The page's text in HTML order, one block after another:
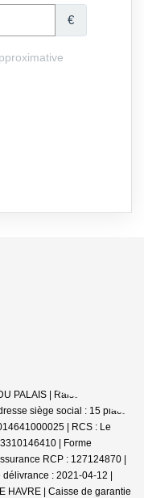
PALAIS | Raison
siège social : 15 place
| RCS : Le
| Forme
RCP : 127124870 |
: 2021-04-12 |
HAVRE | Caisse de garantie